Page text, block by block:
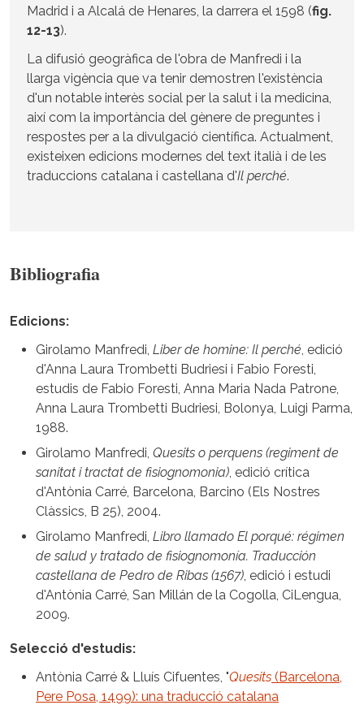
Madrid i a Alcalá de Henares, la darrera el 1598 (fig.
12-13).
La difusió geogràfica de l'obra de Manfredi i la
llarga vigència que va tenir demostren l'existència
d'un notable interès social per la salut i la medicina,
així com la importància del gènere de preguntes i
respostes per a la divulgació científica. Actualment,
existeixen edicions modernes del text italià i de les
traduccions catalana i castellana d'Il perché.
Bibliografia
Edicions:
Girolamo Manfredi, Liber de homine: Il perché, edició
d'Anna Laura Trombetti Budriesi i Fabio Foresti,
estudis de Fabio Foresti, Anna Maria Nada Patrone,
Anna Laura Trombetti Budriesi, Bolonya, Luigi Parma,
1988.
Girolamo Manfredi, Quesits o perquens (regiment de
sanitat i tractat de fisiognomonia), edició crítica
d'Antònia Carré, Barcelona, Barcino (Els Nostres
Clàssics, B 25), 2004.
Girolamo Manfredi, Libro llamado El porqué: régimen
de salud y tratado de fisiognomonía. Traducción
castellana de Pedro de Ribas (1567), edició i estudi
d'Antònia Carré, San Millán de la Cogolla, CiLengua,
2009.
Selecció d'estudis:
Antònia Carré & Lluís Cifuentes, "Quesits (Barcelona,
Pere Posa, 1499): una traducció catalana